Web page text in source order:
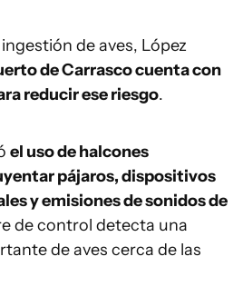
de aves, López
de Carrasco cuenta con
reducir ese riesgo.
el uso de halcones
pájaros, dispositivos
y emisiones de sonidos de
de control detecta una
de aves cerca de las